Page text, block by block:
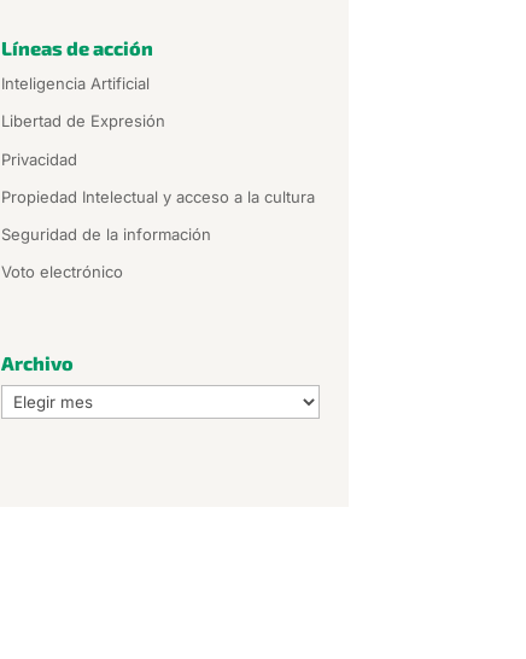
Líneas de acción
Inteligencia Artificial
Libertad de Expresión
Privacidad
Propiedad Intelectual y acceso a la cultura
Seguridad de la información
Voto electrónico
Archivo
Archivo